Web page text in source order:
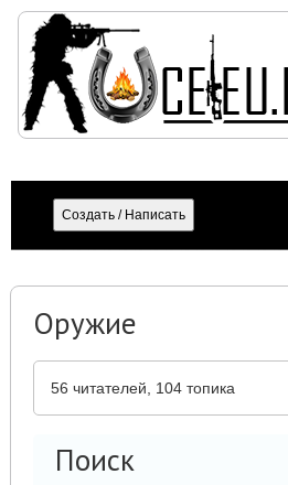
Оружие
56 читателей, 104 топика
Поиск